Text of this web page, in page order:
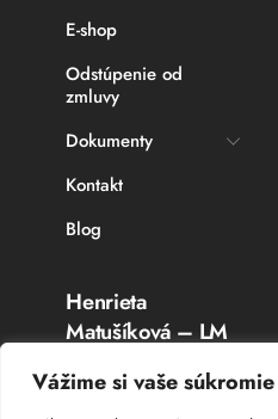
Vážime si vaše súkromie
E-shop
Odstúpenie od
zmluvy
Dokumenty
Kontakt
Blog
Henrieta
Matušíková – LM
Rybárske potreby